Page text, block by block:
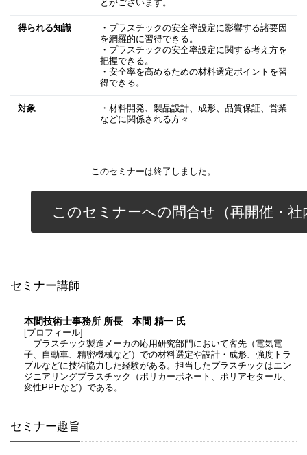
とがございます。
得られる知識
・プラスチックの安全率設定に影響する諸要因
を網羅的に習得できる。
・プラスチックの安全率設定に関する考え方を
把握できる。
・安全率を高めるための材料選定ポイントを習
得できる。
対象
・材料開発、製品設計、成形、品質保証、営業
などに関係される方々
このセミナーは終了しました。
このセミナーへの問合せ（再開催・社
セミナー講師
本間技術士事務所 所長 本間 精一 氏
[プロフィール]
プラスチック製造メーカの応用研究部門において客先（電気電
子、自動車、精密機械など）での材料選定や設計・成形、強度トラ
ブルなどに技術協力した経験がある。担当したプラスチックはエン
ジニアリングプラスチック（ポリカーボネート、ポリアセタール、
変性PPEなど）である。
セミナー趣旨